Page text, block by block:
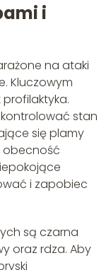
i
na ataki
Kluczowym
kontrolować stan
się plamy
obecność
i zapobiec
są czarna
oraz rdza. Aby